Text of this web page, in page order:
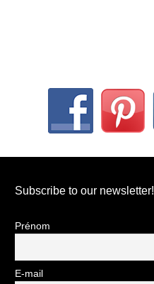
Subscribe to our newsletter!
Prénom
E-mail